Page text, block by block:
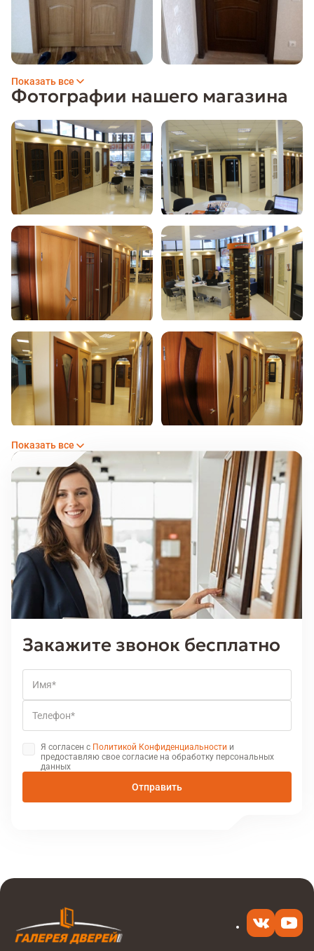
Показать все
Фотографии нашего магазина
Показать все
Закажите звонок бесплатно
Имя
Телефон
Я согласен с Политикой Конфиденциальности и
предоставляю свое согласие на обработку персональных
данных
Отправить